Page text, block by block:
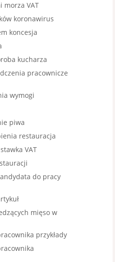
morza VAT
koronawirus
koncesja
kucharza
pracownicze
wymogi
piwa
restauracja
VAT
do pracy
mięso w
przykłady